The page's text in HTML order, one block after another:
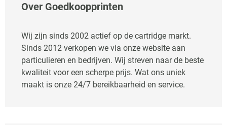
Over Goedkoopprinten
Wij zijn sinds 2002 actief op de cartridge markt.
Sinds 2012 verkopen we via onze website aan
particulieren en bedrijven. Wij streven naar de beste
kwaliteit voor een scherpe prijs. Wat ons uniek
maakt is onze 24/7 bereikbaarheid en service.